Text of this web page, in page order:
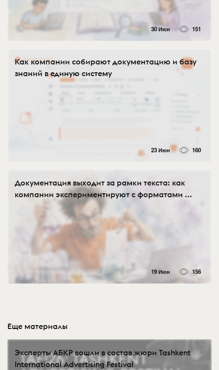
30 Июн 151
Как компании собирают документацию и базу
знаний в единую систему
23 Июн 160
Документация выходит за рамки текста: как
компании экспериментируют с форматами ...
19 Июн 156
Еще материалы
Эксперты АБКР вошли в состав жюри Tashkent
International Advertising Festival